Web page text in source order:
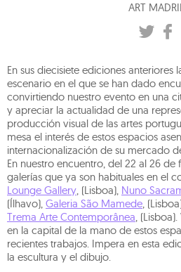
ART
En sus diecisiete ediciones
escenario en el que se han dado
convirtiendo nuestro evento en una
y apreciar la actualidad de una
producción visual de las artes
mesa el interés de estos espacios
internacionalización de su mercado
En nuestro encuentro, del 22 al 26
galerías que ya son habituales en el
Lounge Gallery, (Lisboa), Nuno
(Ílhavo), Galeria São Mamede,
Trema Arte Contemporânea,
en la capital de la mano de estos
recientes trabajos. Impera en esta
la escultura y el dibujo.